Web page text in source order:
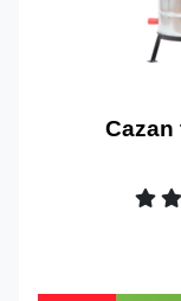
Cazan